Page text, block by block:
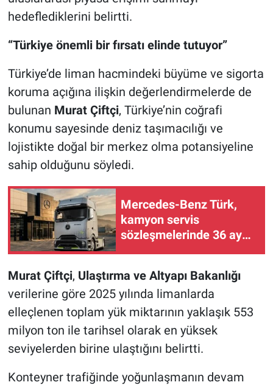
hedeflediklerini belirtti.
“Türkiye önemli bir fırsatı elinde tutuyor”
Türkiye’de liman hacmindeki büyüme ve sigorta
koruma açığına ilişkin değerlendirmelerde de
bulunan Murat Çiftçi, Türkiye’nin coğrafi
konumu sayesinde deniz taşımacılığı ve
lojistikte doğal bir merkez olma potansiyeline
sahip olduğunu söyledi.
Mercedes-Benz Türk,
kamyon servis
sözleşmelerinde 36 aya
Murat Çiftçi, Ulaştırma ve Altyapı Bakanlığı
verilerine göre 2025 yılında limanlarda
elleçlenen toplam yük miktarının yaklaşık 553
milyon ton ile tarihsel olarak en yüksek
seviyelerden birine ulaştığını belirtti.
Konteyner trafiğinde yoğunlaşmanın devam